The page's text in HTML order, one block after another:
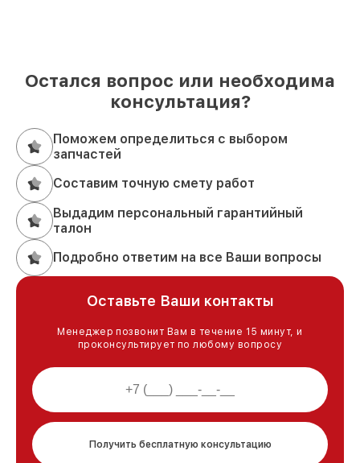
Остался вопрос или необходима
консультация?
Поможем определиться с выбором
запчастей
Составим точную смету работ
Выдадим персональный гарантийный
талон
Подробно ответим на все Ваши вопросы
Оставьте Ваши контакты
Менеджер позвонит Вам в течение 15 минут, и
проконсультирует по любому вопросу
Получить бесплатную консультацию